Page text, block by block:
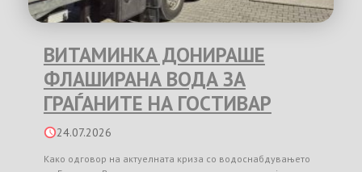
ВИТАМИНКА ДОНИРАШЕ
ФЛАШИРАНА ВОДА ЗА
ГРАЃАНИТЕ НА ГОСТИВАР
24.07.2026
Како одговор на актуелната криза со водоснабдувањето